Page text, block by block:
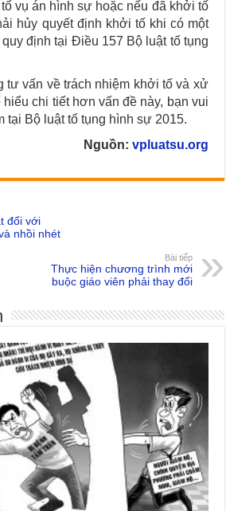
vụ án hình sự hoặc nếu đã khởi tố
hủy quyết định khởi tố khi có một
định tại Điều 157 Bộ luật tố tụng
tư vấn về trách nhiệm khởi tố và xử
chi tiết hơn vấn đề này, bạn vui
tại Bộ luật tố tụng hình sự 2015.
Nguồn: vpluatsu.org
đối với
nhồi nhét
Bài tiếp
Thực hiện chương trình mới
buộc giáo viên phải thay đổi